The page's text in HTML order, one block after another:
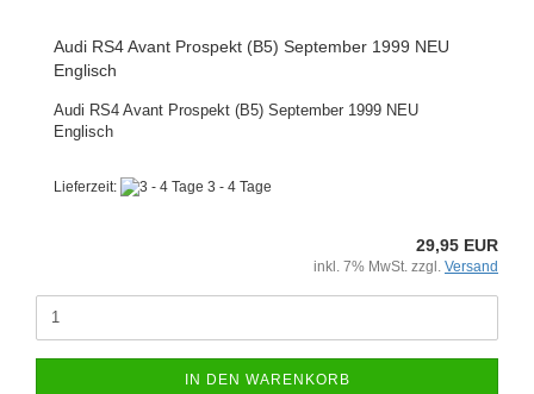
Audi RS4 Avant Prospekt (B5) September 1999 NEU
Englisch
Audi RS4 Avant Prospekt (B5) September 1999 NEU
Englisch
Lieferzeit: 3 - 4 Tage
29,95 EUR
inkl. 7% MwSt. zzgl. Versand
IN DEN WARENKORB